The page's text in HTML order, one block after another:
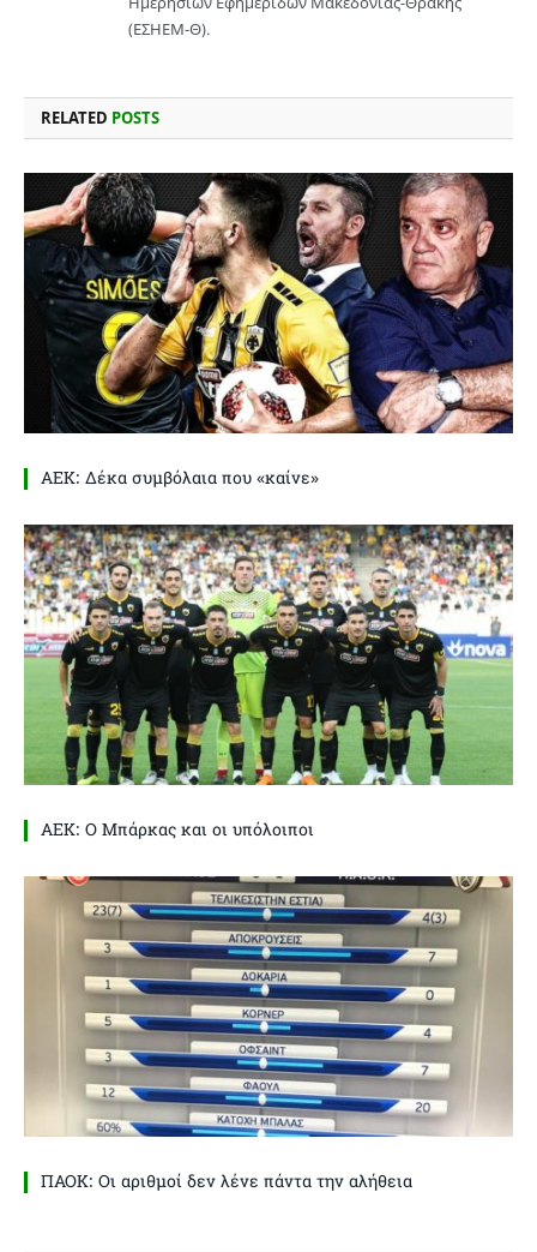
(ΕΣΗΕΜ-Θ).
RELATED POSTS
ΑΕΚ: Δέκα συμβόλαια που «καίνε»
ΑΕΚ: Ο Μπάρκας και οι υπόλοιποι
ΠΑΟΚ: Οι αριθμοί δεν λένε πάντα την αλήθεια